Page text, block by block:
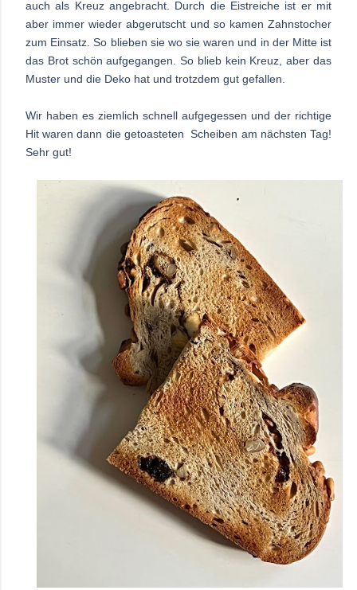
auch als Kreuz angebracht. Durch die Eistreiche ist er mit
aber immer wieder abgerutscht und so kamen Zahnstocher
zum Einsatz. So blieben sie wo sie waren und in der Mitte ist
das Brot schön aufgegangen. So blieb kein Kreuz, aber das
Muster und die Deko hat und trotzdem gut gefallen.
Wir haben es ziemlich schnell aufgegessen und der richtige
Hit waren dann die getoastetenScheiben am nächsten Tag!
Sehr gut!